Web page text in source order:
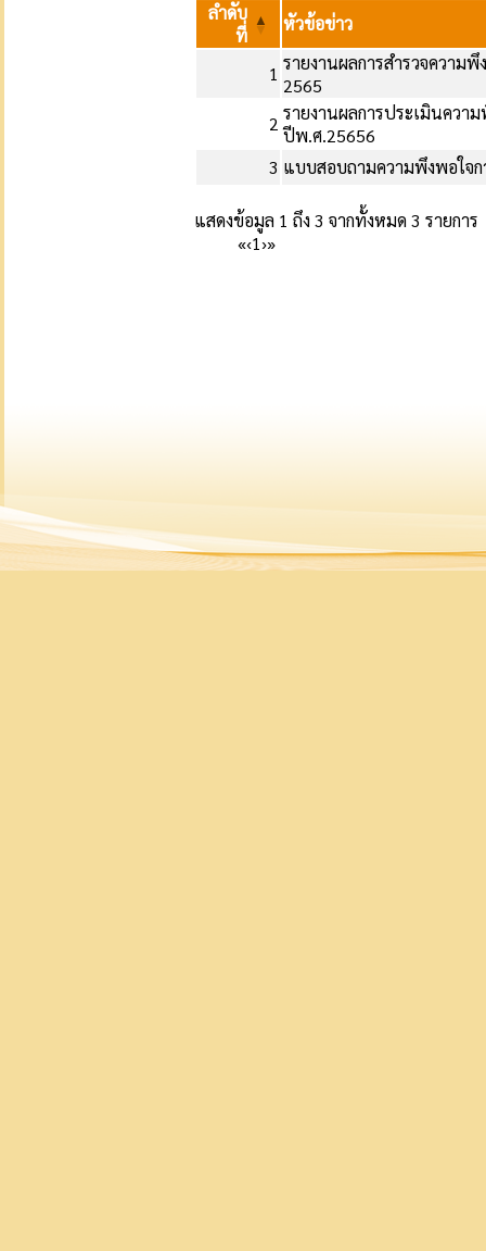
ลำดับ
ที่
หัวข้อข่าว
1 รายงานผลการสำรวจความ
2565
2 รายงานผลการประเมินควา
ปีพ.ศ.25656
3 แบบสอบถามความพึงพอใจก
แสดงข้อมูล 1 ถึง 3 จากทั้งหมด 3 รายการ
«‹1›»